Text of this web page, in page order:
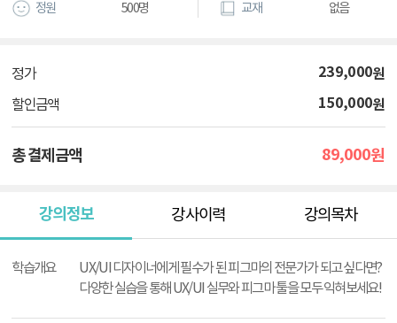
정원 500명 교재 없음
정가 239,000원
할인금액 150,000원
총 결제금액 89,000원
강의정보 강사이력 강의목차
학습개요
UX/UI 디자이너에게 필수가 된 피그마의 전문가가 되고 싶다면?
다양한 실습을 통해 UX/UI 실무와 피그마 툴을 모두 익혀보세요!